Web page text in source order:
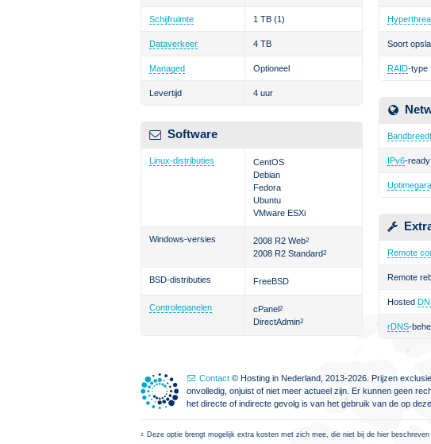
Schijfruimte 1 TB (1)
Dataverkeer 4 TB
Managed Optioneel
Levertijd 4 uur
Software
Linux-distributies
CentOS
Debian
Fedora
Ubuntu
VMware ESXi
Windows-versies 2008 R2 Web2
2008 R2 Standard2
BSD-distributies FreeBSD
Controlepanelen cPanel2
DirectAdmin2
Soort
RAID-type
IPv6-ready
Remote
Remote
Hosted
rDNS-
Contact © Hosting in Nederland, 2013-2026. Prijzen
onvolledig, onjuist of niet meer actueel zijn. Er kunnen geen
het directe of indirecte gevolg is van het gebruik van de op
2. Deze optie brengt mogelijk extra kosten met zich mee, die niet bij de hier